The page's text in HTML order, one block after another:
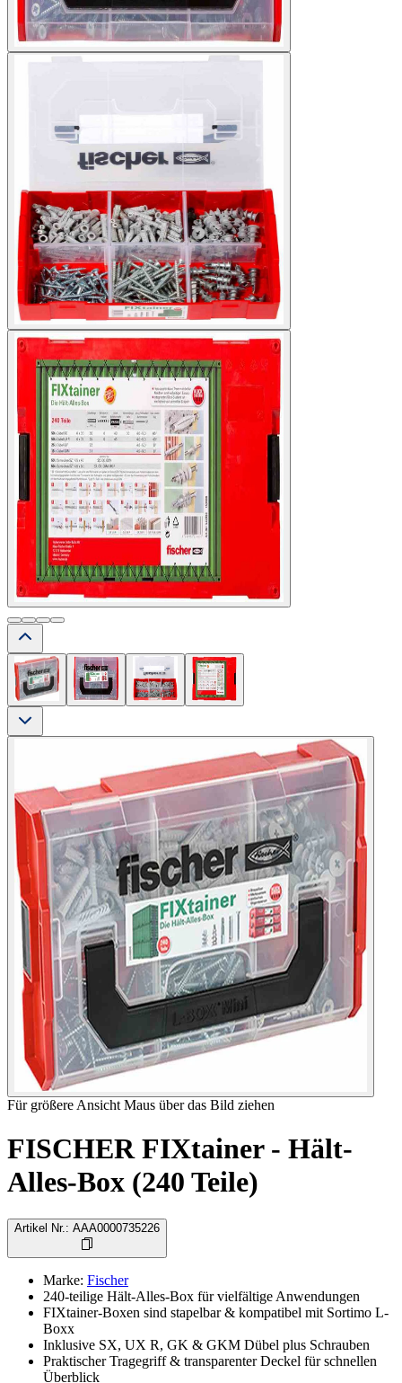
Für größere Ansicht Maus über das Bild ziehen
FISCHER FIXtainer - Hält-
Alles-Box (240 Teile)
Artikel Nr. : AAA0000735226
Marke: Fischer
240-teilige Hält-Alles-Box für vielfältige Anwendungen
FIXtainer-Boxen sind stapelbar & kompatibel mit Sortimo L-
Boxx
Inklusive SX, UX R, GK & GKM Dübel plus Schrauben
Praktischer Tragegriff & transparenter Deckel für schnellen
Überblick